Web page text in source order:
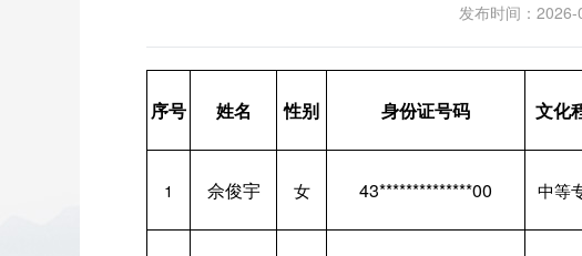
发布时间：
序号 姓名 性别 身份证号码 文化
1 佘俊宇 女 43**************00 中等